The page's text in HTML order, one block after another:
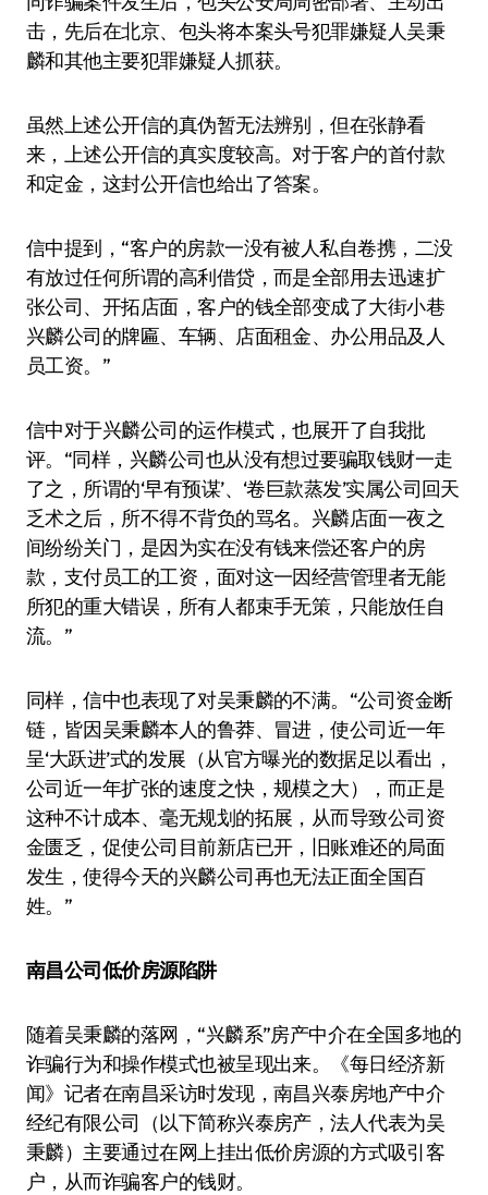
击，先后在北京、包头将本案头号犯罪嫌疑人吴秉
麟和其他主要犯罪嫌疑人抓获。
虽然上述公开信的真伪暂无法辨别，但在张静看
来，上述公开信的真实度较高。对于客户的首付款
和定金，这封公开信也给出了答案。
信中提到，“客户的房款一没有被人私自卷携，二没
有放过任何所谓的高利借贷，而是全部用去迅速扩
张公司、开拓店面，客户的钱全部变成了大街小巷
兴麟公司的牌匾、车辆、店面租金、办公用品及人
员工资。”
信中对于兴麟公司的运作模式，也展开了自我批
评。“同样，兴麟公司也从没有想过要骗取钱财一走
了之，所谓的‘早有预谋’、‘卷巨款蒸发’实属公司回天
乏术之后，所不得不背负的骂名。兴麟店面一夜之
间纷纷关门，是因为实在没有钱来偿还客户的房
款，支付员工的工资，面对这一因经营管理者无能
所犯的重大错误，所有人都束手无策，只能放任自
流。”
同样，信中也表现了对吴秉麟的不满。“公司资金断
链，皆因吴秉麟本人的鲁莽、冒进，使公司近一年
呈‘大跃进’式的发展（从官方曝光的数据足以看出，
公司近一年扩张的速度之快，规模之大），而正是
这种不计成本、毫无规划的拓展，从而导致公司资
金匮乏，促使公司目前新店已开，旧账难还的局面
发生，使得今天的兴麟公司再也无法正面全国百
姓。”
南昌公司低价房源陷阱
随着吴秉麟的落网，“兴麟系”房产中介在全国多地的
诈骗行为和操作模式也被呈现出来。《每日经济新
闻》记者在南昌采访时发现，南昌兴泰房地产中介
经纪有限公司（以下简称兴泰房产，法人代表为吴
秉麟）主要通过在网上挂出低价房源的方式吸引客
户，从而诈骗客户的钱财。